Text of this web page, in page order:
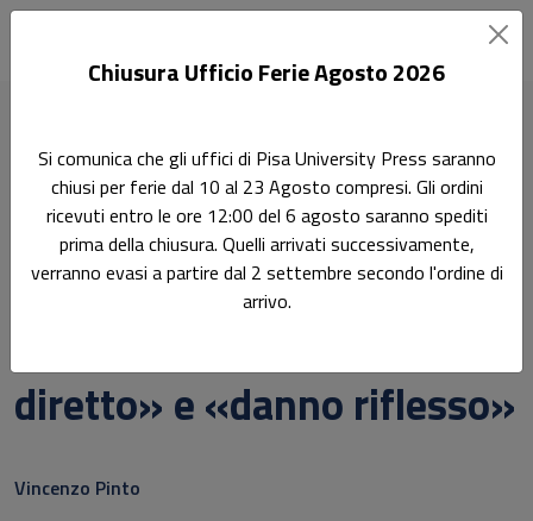
La tutela risarcitoria dell’azionista fra «danno diretto» e
«danno riflesso»
Ricerca
La tutela risarcitoria
diretto» e «danno riflesso»
Vincenzo Pinto
Chiusura Ufficio Ferie Agosto 2026
Si comunica che gli uffici di Pisa University Press saranno
chiusi per ferie dal 10 al 23 Agosto compresi. Gli ordini
ricevuti entro le ore 12:00 del 6 agosto saranno spediti
prima della chiusura. Quelli arrivati successivamente,
verranno evasi a partire dal 2 settembre secondo l'ordine di
arrivo.